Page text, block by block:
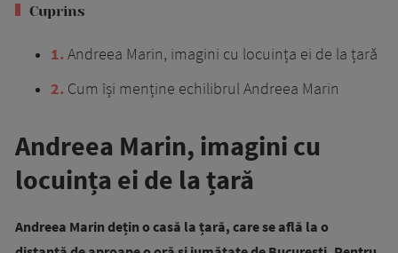
Cuprins
1 Andreea Marin, imagini cu locuința ei de la țară
2 Cum își menține echilibrul Andreea Marin
Andreea Marin, imagini cu
locuința ei de la țară
Andreea Marin dețin o casă la țară, care se află la o